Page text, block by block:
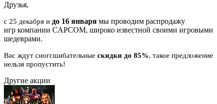
Друзья,
с 25 декабря и до 16 января мы проводим распродажу
игр компании CAPCOM, широко известной своими игровыми
шедеврами.
Вас ждут сногсшибательные скидки до 85%, такое предложение
нельзя пропустить!
Другие акции